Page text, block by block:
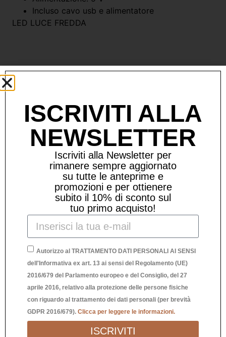
Incluso cavo usb e alimentatore
LED LUCE FREDDA
LAMPADINA A LED
ISCRIVITI ALLA
NEWSLETTER
Iscriviti alla Newsletter per
rimanere sempre aggiornato
su tutte le anteprime e
promozioni e per ottienere
subito il 10% di sconto sul
tuo primo acquisto!
Autorizzo al TRATTAMENTO DATI PERSONALI AI SENSI
dell'Informativa ex art. 13 ai sensi del Regolamento (UE)
2016/679 del Parlamento europeo e del Consiglio, del 27
aprile 2016, relativo alla protezione delle persone fisiche
con riguardo al trattamento dei dati personali (per brevità
GDPR 2016/679). Clicca per leggere le informazioni.
ISCRIVITI